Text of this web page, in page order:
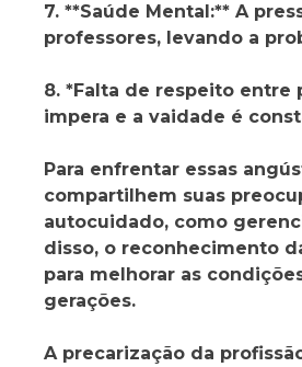
7. **Saúde Mental:** A
professores, levando a
8. *Falta de respeito entre
impera e a vaidade é
Para enfrentar essas
compartilhem suas
autocuidado, como
disso, o reconhecimento
para melhorar as
gerações.
A precarização da